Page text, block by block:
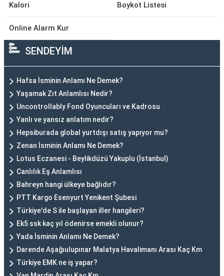
Kalori
Boykot Listesi
Online Alarm Kur
SENDEYİM
Hafsa İsminin Anlamı Ne Demek?
Yaşamak Zıt Anlamlısı Nedir?
Uncontrollably Fond Oyuncuları ve Kadrosu
Yanlı ve yansız anlatım nedir?
Hepsiburada global yurtdışı satış yapıyor mu?
Zenan İsminin Anlamı Ne Demek?
Lotus Eczanesi - Beylikdüzü Yakuplu (İstanbul)
Canlılık Eş Anlamlısı
Bahreyn hangi ülkeye bağlıdır?
PTT Kargo Esenyurt Yenikent Şubesi
Türkiye'de S ile başlayan iller hangileri?
Ek5 ssk kaç yıl ödenirse emekli olunur?
Yada İsminin Anlamı Ne Demek?
Darende Aşağıulupınar Malatya Havalimanı Arası Kaç Km
Türkiye EMK ne iş yapar?